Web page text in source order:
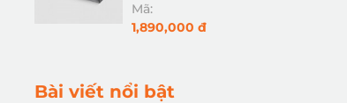
Mã:
1,890,000 đ
Bài viết nổi bật